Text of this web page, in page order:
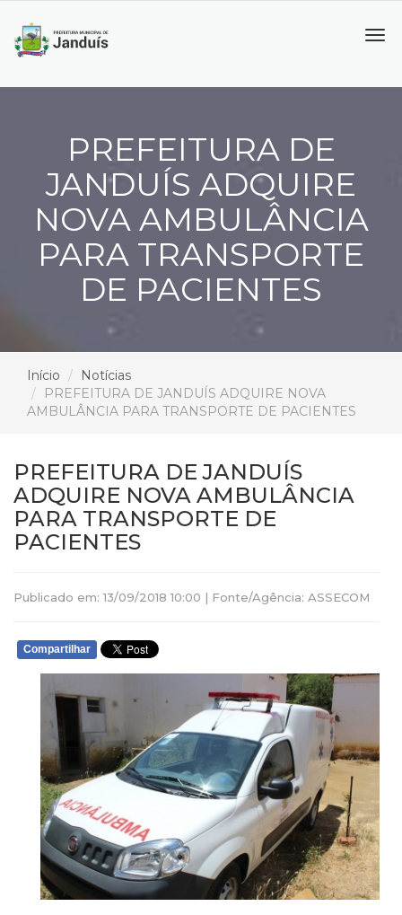
PREFEITURA DE
JANDUÍS ADQUIRE
NOVA AMBULÂNCIA
PARA TRANSPORTE
DE PACIENTES
Início
Notícias
PREFEITURA DE JANDUÍS ADQUIRE NOVA
AMBULÂNCIA PARA TRANSPORTE DE PACIENTES
PREFEITURA DE JANDUÍS
ADQUIRE NOVA AMBULÂNCIA
PARA TRANSPORTE DE
PACIENTES
Publicado em: 13/09/2018 10:00 | Fonte/Agência: ASSECOM
Compartilhar